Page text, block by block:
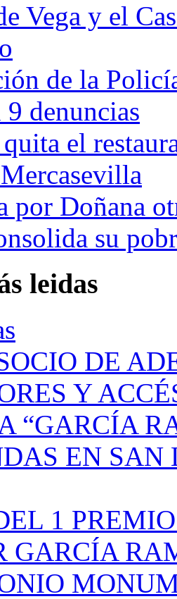
Vega y el
de la
9 denuncias
el
por Doñana
su
leidas
DE
Y
“GARCÍA
EN SAN
1
GARCÍA